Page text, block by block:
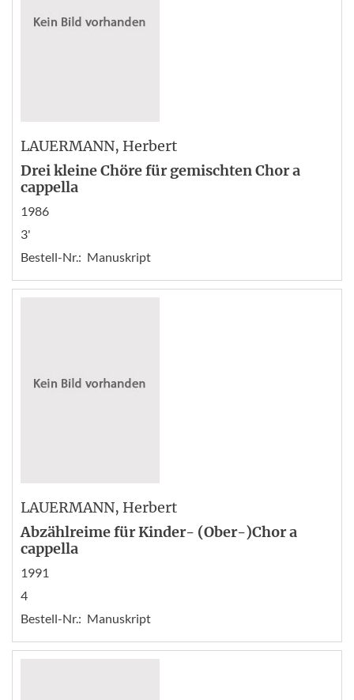
LAUERMANN, Herbert
Drei kleine Chöre für gemischten Chor a
cappella
1986
3'
Bestell-Nr.: Manuskript
LAUERMANN, Herbert
Abzählreime für Kinder- (Ober-)Chor a
cappella
1991
4
Bestell-Nr.: Manuskript